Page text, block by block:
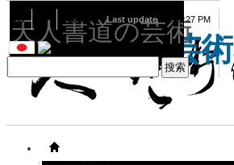
天人書道の芸術
08 07 2026 Last update 08:15:27 PM
天人書道の芸術